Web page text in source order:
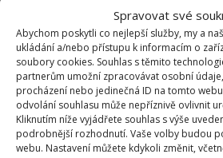
Spravovat své
Abychom poskytli co nejlepší služby, my a
ukládání a/nebo přístupu k informacím o
soubory cookies. Souhlas s těmito
partnerům umožní zpracovávat osobní
procházení nebo jedinečná ID na tomto
odvolání souhlasu může nepříznivě ovlivnit
Kliknutím níže vyjádřete souhlas s výše
podrobnější rozhodnutí. Vaše volby budou
webu. Nastavení můžete kdykoli změnit,
Máte všechny suroviny, bez
Pokud ano, tak je příprava
Stačí, když všechny suroviny
dohromady tak, aby se spojily v
měly jednotkou konzistenci.
nádoby s rozprašovačem. Před
protřepete a už můžete